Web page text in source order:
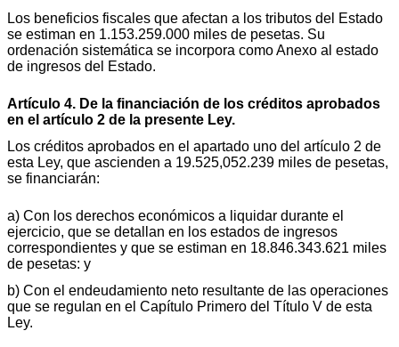
Los beneficios fiscales que afectan a los tributos del Estado
se estiman en 1.153.259.000 miles de pesetas. Su
ordenación sistemática se incorpora como Anexo al estado
de ingresos del Estado.
Artículo 4. De la financiación de los créditos aprobados
en el artículo 2 de la presente Ley.
Los créditos aprobados en el apartado uno del artículo 2 de
esta Ley, que ascienden a 19.525,052.239 miles de pesetas,
se financiarán:
a) Con los derechos económicos a liquidar durante el
ejercicio, que se detallan en los estados de ingresos
correspondientes y que se estiman en 18.846.343.621 miles
de pesetas: y
b) Con el endeudamiento neto resultante de las operaciones
que se regulan en el Capítulo Primero del Título V de esta
Ley.